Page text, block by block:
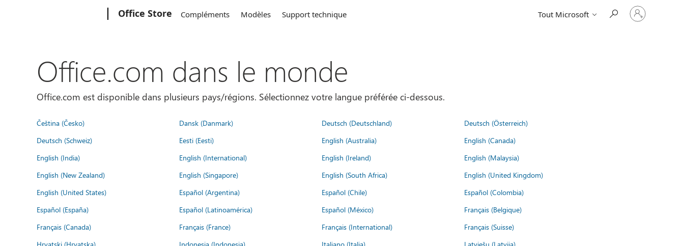
Office Store Compléments Modèles Support technique Tout Microsoft
Connectez-
vous
Office.com dans le monde
Office.com est disponible dans plusieurs pays/régions. Sélectionnez votre langue préférée ci-dessous.
Čeština (Česko) Dansk (Danmark) Deutsch (Deutschland)
Deutsch (Österreich)
Deutsch (Schweiz)
Eesti (Eesti) English (Australia)
English (Canada)
English (India)
English (International) English (Ireland)
English (Malaysia)
English (New Zealand)
English (Singapore) English (South Africa)
English (United Kingdom)
English (United States)
Español (Argentina) Español (Chile)
Español (Colombia)
Español (España)
Español (Latinoamérica) Español (México)
Français (Belgique)
Français (Canada)
Français (France) Français (International)
Français (Suisse)
Hrvatski (Hrvatska)
Indonesia (Indonesia) Italiano (Italia)
Latviešu (Latvija)